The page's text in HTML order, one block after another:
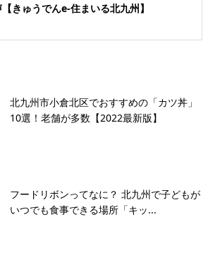
きゅうでんe-住まいる北九州】
北九州市小倉北区でおすすめの「カツ丼」
10選！老舗が多数【2022最新版】
フードリボンってなに？ 北九州で子どもが
いつでも食事できる場所「キッ...